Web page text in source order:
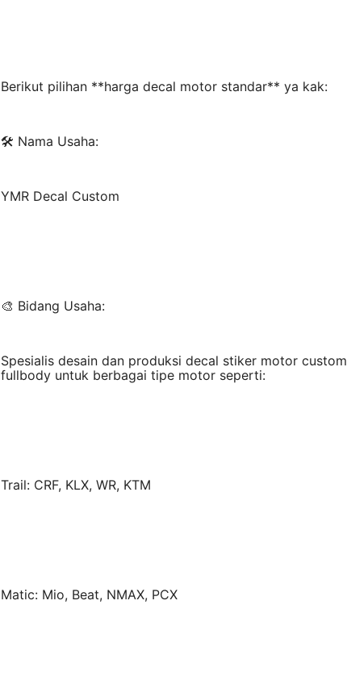
Berikut pilihan **harga decal motor standar** ya kak:
🛠️ Nama Usaha:
YMR Decal Custom
🎨 Bidang Usaha:
Spesialis desain dan produksi decal stiker motor custom
fullbody untuk berbagai tipe motor seperti:
Trail: CRF, KLX, WR, KTM
Matic: Mio, Beat, NMAX, PCX